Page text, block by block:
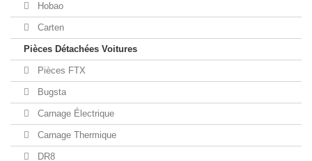
Hobao
Carten
Pièces Détachées Voitures
Pièces FTX
Bugsta
Carnage Électrique
Carnage Thermique
DR8